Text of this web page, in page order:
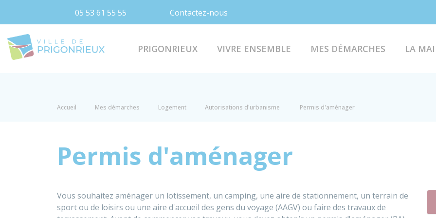
05 53 61 55 55 Contactez-nous
PRIGONRIEUX VIVRE ENSEMBLE MES DÉMARCHES LA
Accueil Mes démarches Logement Autorisations d'urbanisme Permis d'aménager
Permis d'aménager
Vous souhaitez aménager un lotissement, un camping, une aire de stationnement, un terrain de
sport ou de loisirs ou une aire d'accueil des gens du voyage (AAGV) ou faire des travaux de